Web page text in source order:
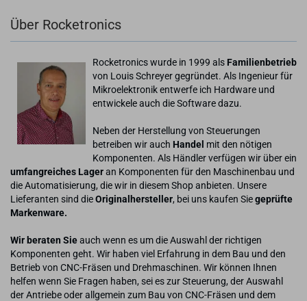
Über Rocketronics
Rocketronics wurde in 1999 als Familienbetrieb
von Louis Schreyer gegründet. Als Ingenieur für
Mikroelektronik entwerfe ich Hardware und
entwickele auch die Software dazu.
Neben der Herstellung von Steuerungen
betreiben wir auch Handel mit den nötigen
Komponenten. Als Händler verfügen wir über ein
umfangreiches Lageran Komponenten für den Maschinenbau und
die Automatisierung, die wir in diesem Shop anbieten. Unsere
Lieferanten sind dieOriginalhersteller, bei uns kaufen Siegeprüfte
Markenware.
Wir beraten Sieauch wenn es um die Auswahl der richtigen
Komponenten geht. Wir haben viel Erfahrung in dem Bau und den
Betrieb von CNC-Fräsen und Drehmaschinen. Wir können Ihnen
helfen wenn Sie Fragen haben, sei es zur Steuerung, der Auswahl
der Antriebe oder allgemein zum Bau von CNC-Fräsen und dem